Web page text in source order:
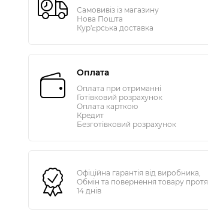
Самовивіз із магазину
Нова Пошта
Кур'єрська доставка
Оплата
Оплата при отриманні
Готівковий розрахунок
Оплата карткою
Кредит
Безготівковий розрахунок
Офіційна гарантія від виробника,
Обмін та повернення товару
14 днів